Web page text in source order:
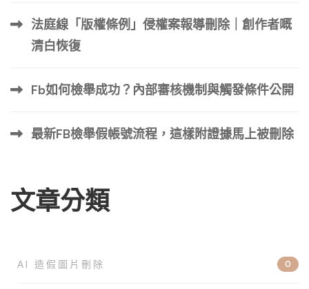
法庭線「版權條例」侵權案報導刪除｜創作者嘅
清白恢復
Fb如何檢舉成功？內部審核機制與觸發條件公開
最新FB檢舉假帳號流程，這樣附證據馬上被刪除
文章分類
AI 造假圖片刪除 0